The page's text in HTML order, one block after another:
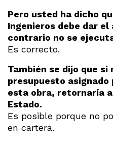
Pero usted ha dicho
Ingenieros debe dar
contrario no se
Es correcto.
También se dijo que si
presupuesto asignado
esta obra, retornaría
Estado.
Es posible porque no
en cartera.